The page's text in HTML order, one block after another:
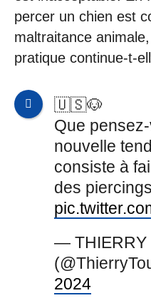
percer un chien est
maltraitance
pratique continue-t-
🇺🇸🐶
Que
nouvelle
consiste à
des
— THIERRY
2024